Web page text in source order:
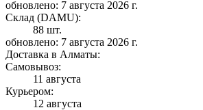
обновлено: 7 августа 2026 г.
Склад (DAMU):
88 шт.
обновлено: 7 августа 2026 г.
Доставка в Алматы:
Самовывоз:
11 августа
Курьером:
12 августа